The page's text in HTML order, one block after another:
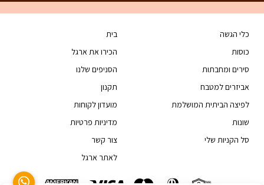
כלי הגשה
כוסות
סירים ומחבתות
אביזרים למטבח
לפיצה הביתית המושלמת
שונות
סל הקניות שלי
בית
הכירו את ארגל
הסניפים שלנו
תקנון
מועדון לקוחות
מדיניות פרטיות
צור קשר
לאתר ארגל